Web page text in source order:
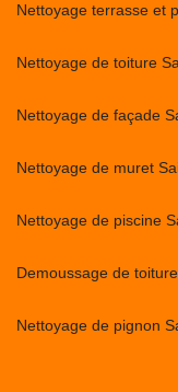
Nettoyage terrasse et
Nettoyage de toiture
Nettoyage de façade
Nettoyage de muret
Nettoyage de piscine
Demoussage de
Nettoyage de pignon